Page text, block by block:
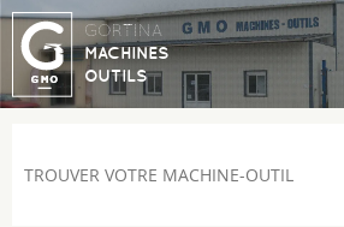
GORTINA
MACHINES
OUTILS